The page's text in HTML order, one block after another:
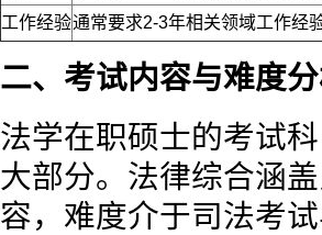
工作经验通常要求2-3年相关领域工作经
二、考试内容与难度
法学在职硕士的考试
大部分。法律综合涵
容，难度介于司法考